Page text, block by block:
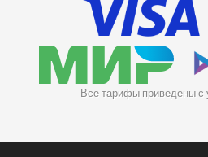
Все тарифы приведены с